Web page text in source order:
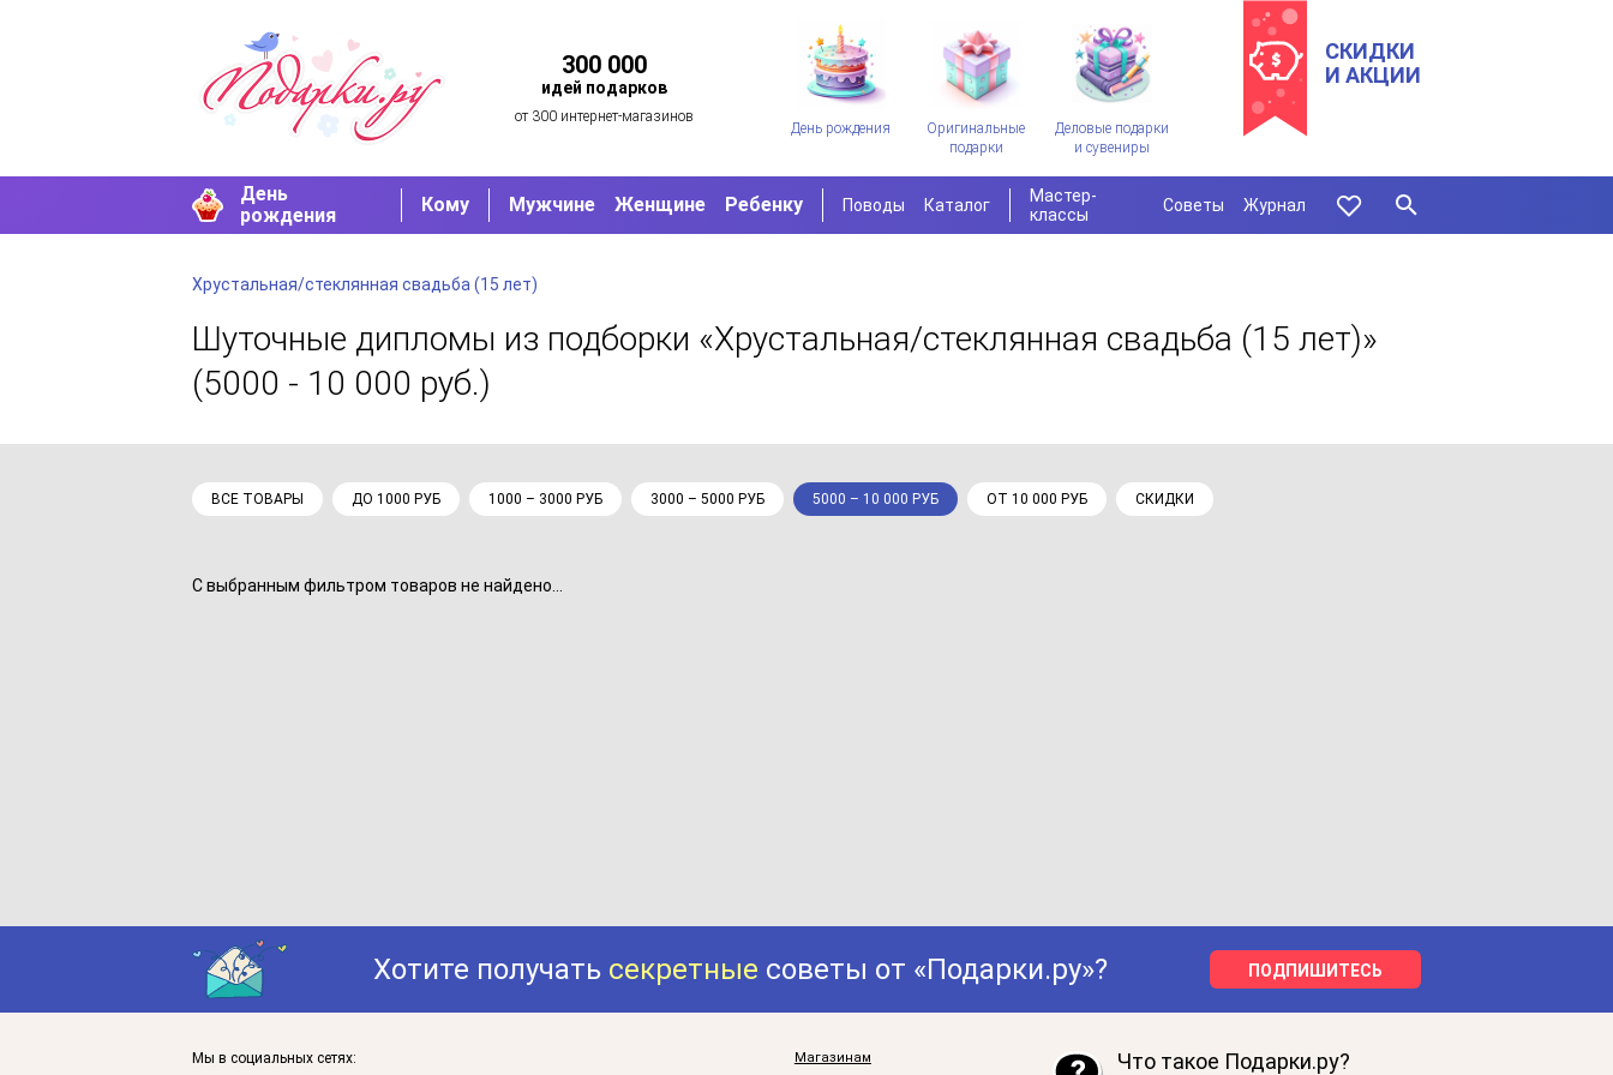
300 000
идей подарков
от 300 интернет-магазинов
День рождения
Оригинальные
подарки
Деловые подарки
и сувениры
СКИДКИ
И АКЦИИ
День
рождения
Кому Мужчине Женщине Ребенку Поводы Каталог
Мастер-
классы
Советы Журнал
Хрустальная/стеклянная свадьба (15 лет)
Шуточные дипломы из подборки «Хрустальная/стеклянная свадьба (15 лет)»
(5000 - 10 000 руб.)
ВСЕ ТОВАРЫ ДО 1000 РУБ 1000 – 3000 РУБ 3000 – 5000 РУБ 5000 – 10 000 РУБ ОТ 10 000 РУБ СКИДКИ
С выбранным фильтром товаров не найдено...
Хотите получать секретные советы от «Подарки.ру»? ПОДПИШИТЕСЬ
Мы в социальных сетях: Магазинам Что такое Подарки.ру?